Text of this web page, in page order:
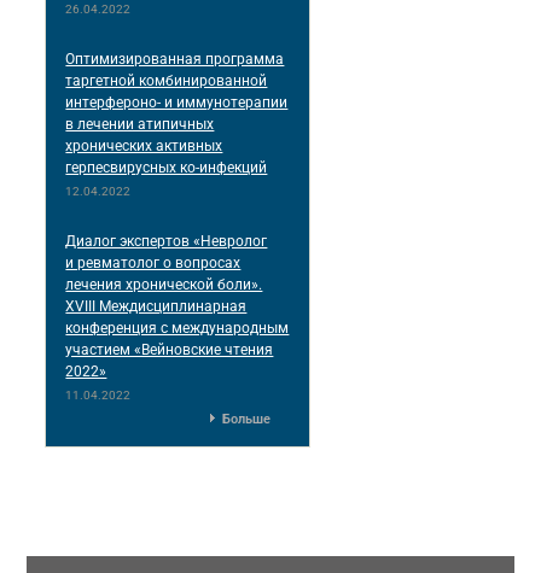
26.04.2022
Оптимизированная программа
таргетной комбинированной
интерфероно- и иммунотерапии
в лечении атипичных
хронических активных
герпесвирусных ко-инфекций
12.04.2022
Диалог экспертов «Невролог
и ревматолог о вопросах
лечения хронической боли».
XVIII Междисциплинарная
конференция c международным
участием «Вейновские чтения
2022»
11.04.2022
Больше